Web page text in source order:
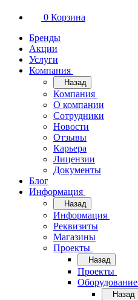
0 Корзина
Бренды
Акции
Услуги
Компания
Назад
Компания
О компании
Сотрудники
Новости
Отзывы
Карьера
Лицензии
Документы
Блог
Информация
Назад
Информация
Реквизиты
Магазины
Проекты
Назад
Проекты
Оборудование
Назад